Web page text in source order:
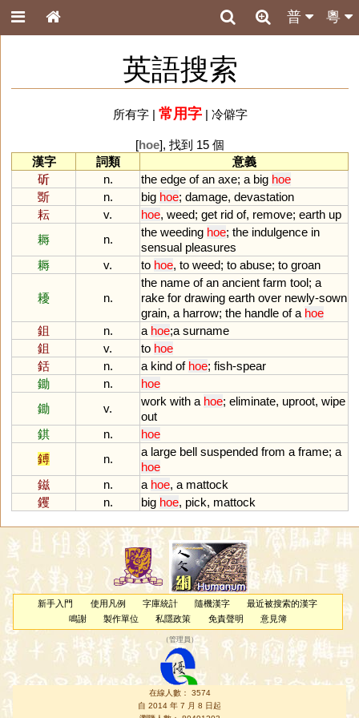
粵
普
英語搜索
所有字| 常用字| 冷僻字
[hoe], 找到 15 個
漢字
詞類
意義
斫
n. the edge of an axe; a big hoe
斲
n. big hoe; damage, devastation
耘
v. hoe, weed; get rid of, remove; earth up
耨
n.
the weeding hoe; the indulgence in
sensual pleasures
耨
v. to hoe, to weed; to abuse; to groan
耰 n.
the name of an ancient farm tool; a
rake for drawing earth over newly-sown
grain, a harrow; the handle of a hoe
鉏
n. a hoe;a surname
鉏
v. to hoe
銛
n. a kind of hoe; fish-spear
鋤
n.
hoe
鋤
v.
work with a hoe; eliminate, uproot, wipe
out
錤
n.
hoe
鎛
n.
a large bell suspended from a frame; a
hoe
鎡
n. a hoe, a mattock
钁
n. big hoe, pick, mattock
新手入門 使用凡例 字庫統計 隨機漢字
最近被搜索的漢字
鳴謝
製作單位 私隱政策 免責聲明 意見簿
（管理員 ）
在線人數： 3574
自 2014 年 7 月 8 日起